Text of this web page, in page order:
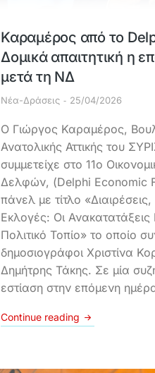
Καραμέρος από το
Δομικά απαιτητική η
μετά τη ΝΔ
Νέα-Δράσεις 25/04/2026
Ο Γιώργος Καραμέρος,
Ανατολικής Αττικής του
συμμετείχε στο 11ο
Δελφών, (Delphi Economic
πάνελ με τίτλο «Διαιρέσεις,
Εκλογές: Οι
Πολιτικό Τοπίο» το οποίο
δημοσιογράφοι Χριστίνα
Δημήτρης Τάκης. Σε μία
εστίαση στην επόμενη
Continue reading